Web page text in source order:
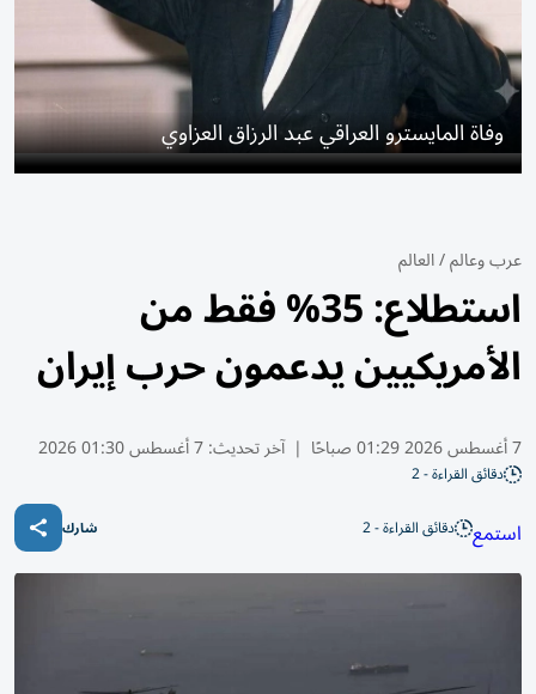
وفاة المايسترو العراقي عبد الرزاق العزاوي
عرب وعالم/العالم
استطلاع: 35% فقط من
الأمريكيين يدعمون حرب إيران
7 أغسطس 2026 01:29 صباحًا | آخر تحديث:7 أغسطس 01:30 2026
دقائق القراءة - 2
استمع دقائق القراءة - 2 شارك